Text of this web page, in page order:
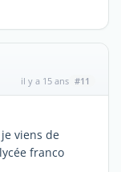
il y a 15 ans #11
viens de
franco